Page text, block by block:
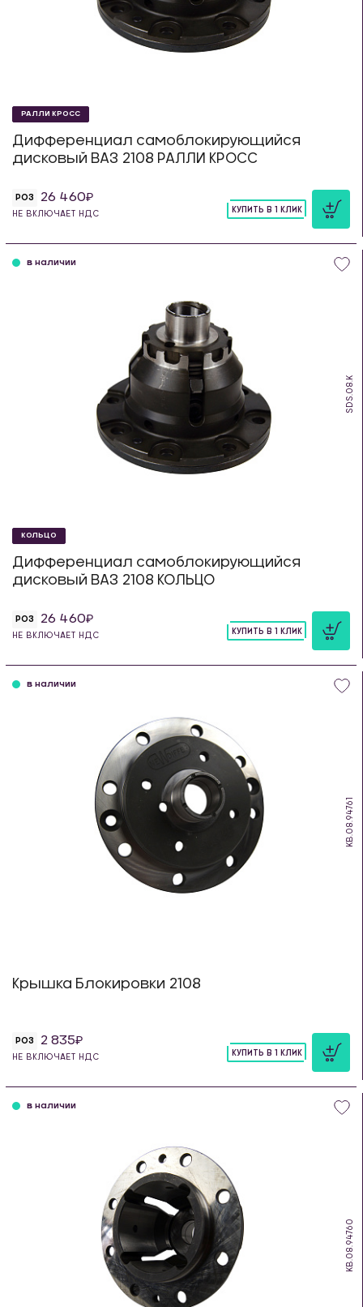
РАЛЛИ КРОСС
Дифференциал самоблокирующийся
дисковый ВАЗ 2108 РАЛЛИ КРОСС
РОЗ 26 460
НЕ ВКЛЮЧАЕТ НДС
КУПИТЬ В 1 КЛИК
SDS.08.K
в наличии
КОЛЬЦО
Дифференциал самоблокирующийся
дисковый ВАЗ 2108 КОЛЬЦО
РОЗ 26 460
НЕ ВКЛЮЧАЕТ НДС
КУПИТЬ В 1 КЛИК
KB.08.94761
в наличии
Крышка Блокировки 2108
РОЗ 2 835
НЕ ВКЛЮЧАЕТ НДС
КУПИТЬ В 1 КЛИК
KB.08.94760
в наличии